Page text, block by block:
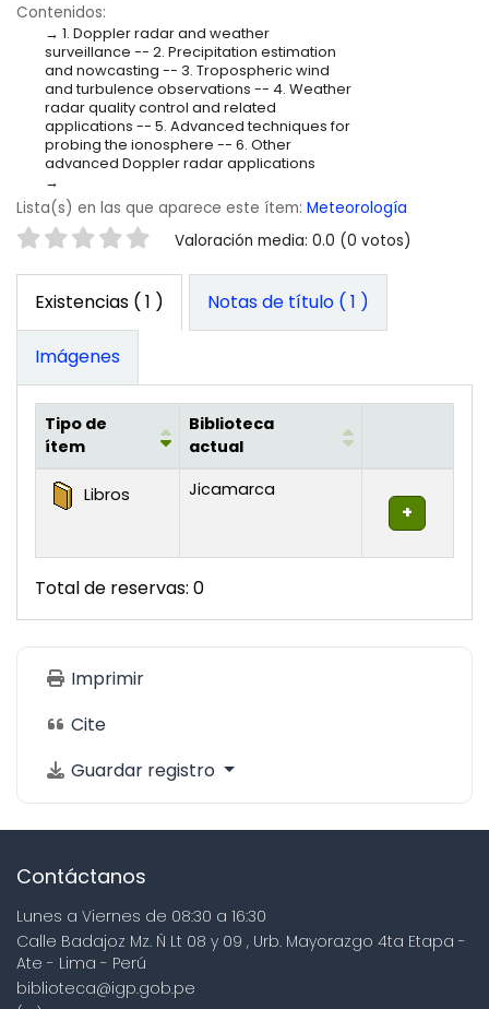
Contenidos:
1. Doppler radar and weather
surveillance -- 2. Precipitation estimation
and nowcasting -- 3. Tropospheric wind
and turbulence observations -- 4. Weather
radar quality control and related
applications -- 5. Advanced techniques for
probing the ionosphere -- 6. Other
advanced Doppler radar applications
Lista(s) en las que aparece este ítem: Meteorología
Valoración Valoración media: 0.0 (0 votos)
Existencias ( 1 ) Notas de título ( 1 )
Imágenes
Existencias
Tipo de
ítem
Biblioteca
actual
Libros Jicamarca
Total de reservas: 0
Imprimir
Cite
Guardar registro
Contáctanos
Lunes a Viernes de 08:30 a 16:30
Calle Badajoz Mz. Ñ Lt 08 y 09 , Urb. Mayorazgo 4ta Etapa -
Ate - Lima - Perú
biblioteca@igp.gob.pe